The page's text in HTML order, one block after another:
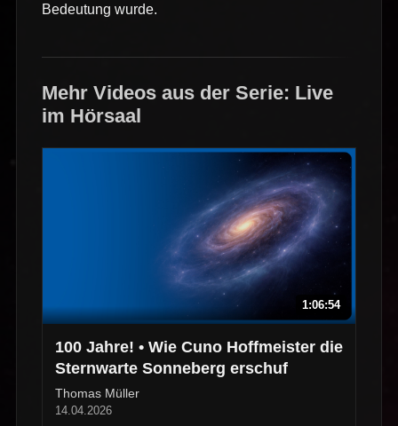
Bedeutung wurde.
Mehr Videos aus der Serie: Live
im Hörsaal
1:06:54
100 Jahre! • Wie Cuno Hoffmeister die
Sternwarte Sonneberg erschuf
Thomas Müller
14.04.2026